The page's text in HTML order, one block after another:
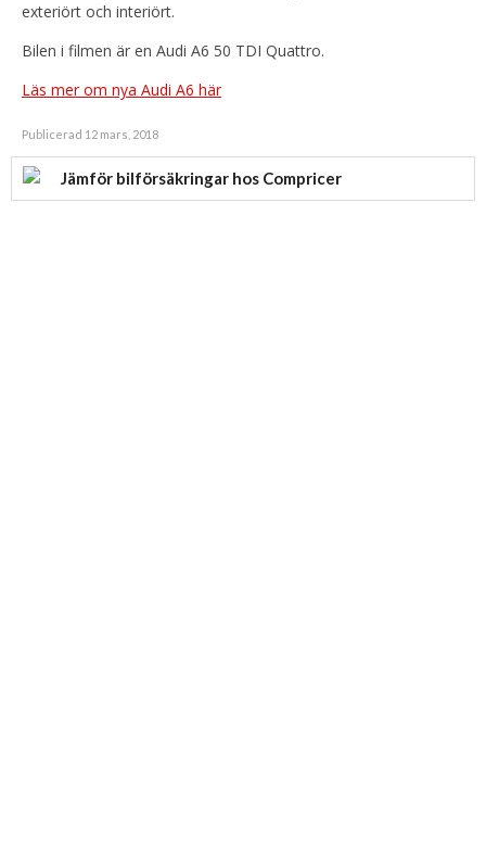
exteriört och interiört.
Bilen i filmen är en Audi A6 50 TDI Quattro.
Läs mer om nya Audi A6 här
Publicerad 12 mars, 2018
Jämför bilförsäkringar hos Compricer